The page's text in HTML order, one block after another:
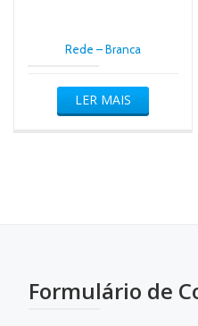
Rede – Branca
LER MAIS
Formulário de